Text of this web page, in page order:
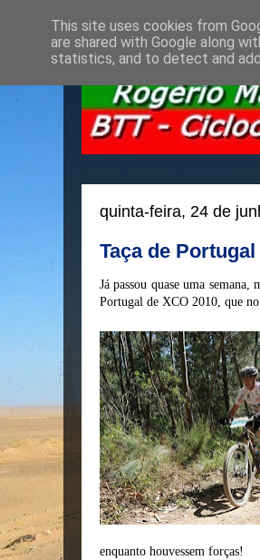
quinta-feira, 24 de
Taça de
Já passou quase uma
Portugal de XCO 2010, que
enquanto houvessem forças!
This site uses cookies from
are shared with Google along
statistics, and to detect and